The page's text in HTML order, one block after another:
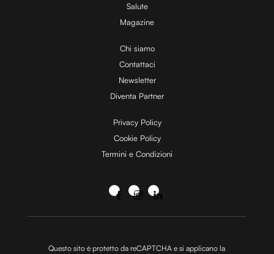
Salute
Magazine
Chi siamo
Contattaci
Newsletter
Diventa Partner
Privacy Policy
Cookie Policy
Termini e Condizioni
Questo sito è protetto da reCAPTCHA e si applicano la